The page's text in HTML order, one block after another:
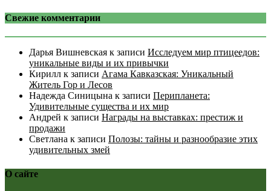
Свежие комментарии
Дарья Вишневская к записи Исследуем мир птицеедов:
уникальные виды и их привычки
Кирилл к записи Агама Кавказская: Уникальный
Житель Гор и Лесов
Надежда Синицына к записи Перипланета:
Удивительные существа и их мир
Андрей к записи Награды на выставках: престиж и
продажи
Светлана к записи Полозы: тайны и разнообразие этих
удивительных змей
О сайте